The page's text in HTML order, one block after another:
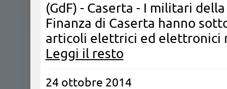
(GdF) - Caserta - I militari
Finanza di Caserta hanno
articoli elettrici ed elettronici
Leggi il resto
24 ottobre 2014